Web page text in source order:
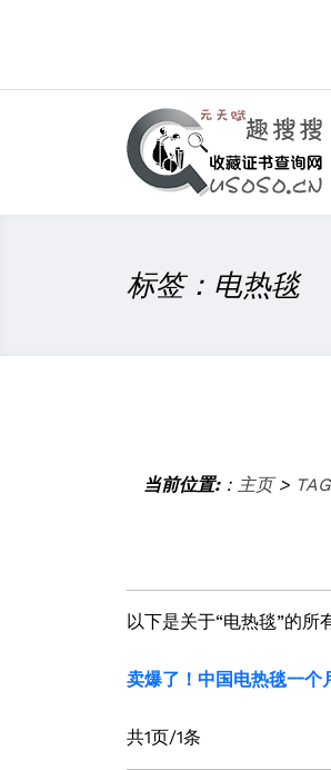
标签：电热毯
当前位置:： 主页>
以下是关于“电热毯”的所
卖爆了！中国电热毯一
共1页/1条